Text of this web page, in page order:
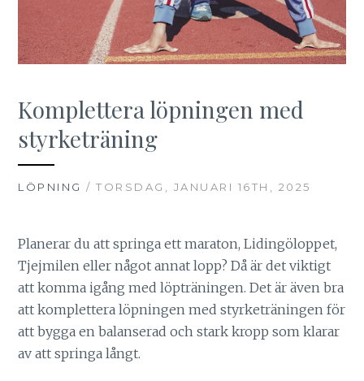
Komplettera löpningen med
styrketräning
LÖPNING / TORSDAG, JANUARI 16TH, 2025
Planerar du att springa ett maraton, Lidingöloppet,
Tjejmilen eller något annat lopp? Då är det viktigt
att komma igång med löpträningen. Det är även bra
att komplettera löpningen med styrketräningen för
att bygga en balanserad och stark kropp som klarar
av att springa långt.